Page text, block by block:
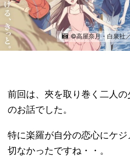
©高屋奈月・白泉社
前回は、夾を取り巻く二人
のお話でした。
特に楽羅が自分の恋心にケジ
切なかったですね・・。